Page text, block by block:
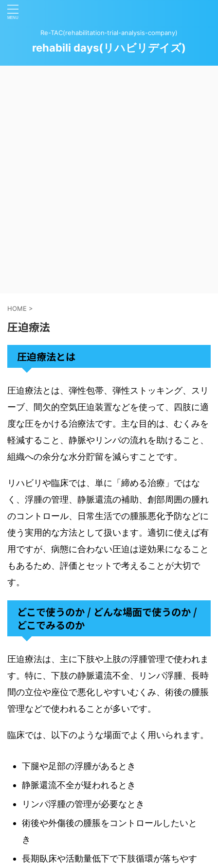
Re-TAC(rehabilitation‐trial-analysis-company)
rehabili days(リハビリデイズ)
HOME >
圧迫療法
圧迫療法とは
圧迫療法とは、弾性包帯、弾性ストッキング、スリ
ーブ、間欠的空気圧迫装置などを使って、四肢に適
度な圧をかける治療法です。主な目的は、むくみを
軽減すること、静脈やリンパの流れを助けること、
組織への余分な水分貯留を減らすことです。
リハビリや臨床では、単に「締める治療」ではな
く、浮腫の管理、静脈還流の補助、創部周囲の腫れ
のコントロール、日常生活での腫脹悪化予防などに
使う実用的な方法として扱います。適切に使えば有
用ですが、病態に合わない圧迫は逆効果になること
もあるため、評価とセットで考えることが大切で
す。
どこで使うのか / どんな場面で使うのか /
どこでみるのか
圧迫療法は、主に下肢や上肢の浮腫管理で使われま
す。特に、下肢の静脈還流不全、リンパ浮腫、長時
間の立位や座位で悪化しやすいむくみ、術後の腫脹
管理などで使われることが多いです。
臨床では、以下のような場面でよく用いられます。
下腿や足部の浮腫があるとき
静脈還流不全が疑われるとき
リンパ浮腫の管理が必要なとき
術後や外傷後の腫脹をコントロールしたいと
き
長期臥床や活動量低下で下肢循環が落ちやす